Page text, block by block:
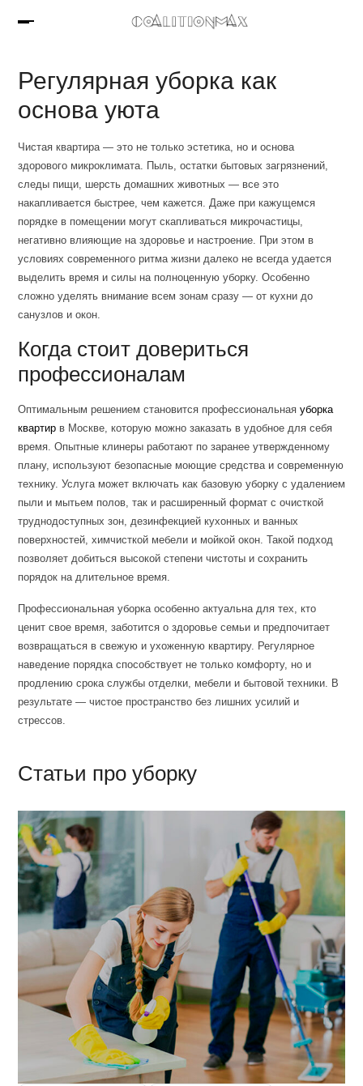
Регулярная уборка как
основа уюта
Чистая квартира — это не только эстетика, но и основа
здорового микроклимата. Пыль, остатки бытовых загрязнений,
следы пищи, шерсть домашних животных — все это
накапливается быстрее, чем кажется. Даже при кажущемся
порядке в помещении могут скапливаться микрочастицы,
негативно влияющие на здоровье и настроение. При этом в
условиях современного ритма жизни далеко не всегда удается
выделить время и силы на полноценную уборку. Особенно
сложно уделять внимание всем зонам сразу — от кухни до
санузлов и окон.
Когда стоит довериться
профессионалам
Оптимальным решением становится профессиональная уборка
квартирв Москве, которую можно заказать в удобное для себя
время. Опытные клинеры работают по заранее утвержденному
плану, используют безопасные моющие средства и современную
технику. Услуга может включать как базовую уборку с удалением
пыли и мытьем полов, так и расширенный формат с очисткой
труднодоступных зон, дезинфекцией кухонных и ванных
поверхностей, химчисткой мебели и мойкой окон. Такой подход
позволяет добиться высокой степени чистоты и сохранить
порядок на длительное время.
Профессиональная уборка особенно актуальна для тех, кто
ценит свое время, заботится о здоровье семьи и предпочитает
возвращаться в свежую и ухоженную квартиру. Регулярное
наведение порядка способствует не только комфорту, но и
продлению срока службы отделки, мебели и бытовой техники. В
результате — чистое пространство без лишних усилий и
стрессов.
Статьи про уборку